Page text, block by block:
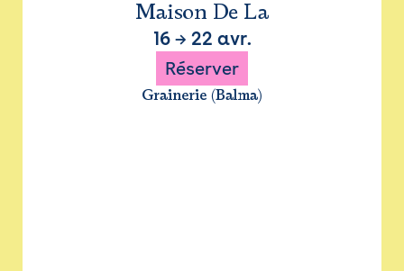
Maison De La
16→ 22 avr.
Réserver
Grainerie (Balma)